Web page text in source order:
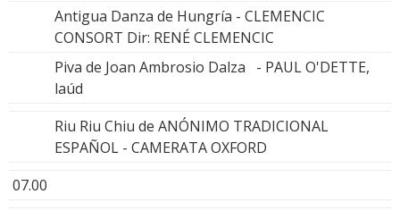
Antigua Danza de Hungría - CLEMENCIC
CONSORT Dir: RENÉ CLEMENCIC
Piva de Joan Ambrosio Dalza - PAUL O'DETTE,
laúd
Riu Riu Chiu de ANÓNIMO TRADICIONAL
ESPAÑOL - CAMERATA OXFORD
07.00